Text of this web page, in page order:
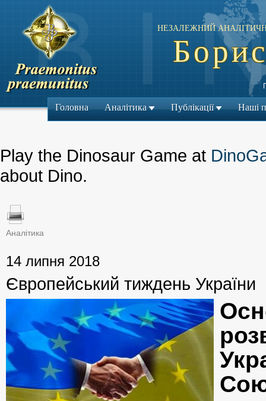
НЕЗАЛЕЖНИЙ
Головна Аналітика Публікації Наші
Play the Dinosaur Game at
about Dino.
Аналітика
14 липня 2018
Європейський тиждень України